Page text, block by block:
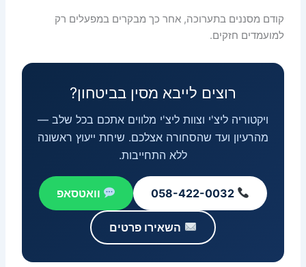
קודם מסננים בתערוכה, אחר כך מבקרים במפעלים רק
למועמדים חזקים.
רוצים לייבא מסין בביטחון?
ויקטוריה ליצ'י וצוות ליצ'י מלווים אתכם בכל שלב —
מהרעיון ועד שהסחורה אצלכם. שיחת ייעוץ ראשונה
ללא התחייבות.
וואטסאפ
השאירו פרטים